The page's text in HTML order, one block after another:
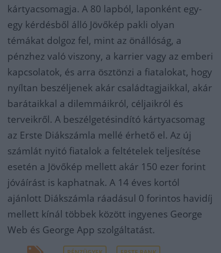
kártyacsomagja. A 80 lapból, laponként egy-
egy kérdésből álló Jövőkép pakli olyan
témákat dolgoz fel, mint az önállóság, a
pénzhez való viszony, a karrier vagy az emberi
kapcsolatok, és arra ösztönzi a fiatalokat, hogy
nyíltan beszéljenek akár családtagjaikkal, akár
barátaikkal a dilemmáikról, céljaikról és
terveikről. A beszélgetésindító kártyacsomag
az Erste Diákszámla mellé érhető el. Az új
számlát nyitó fiatalok a feltételek teljesítése
esetén a Jövőkép mellett akár 150 ezer forint
jóváírást is kaphatnak. A 14 éves kortól
ajánlott Diákszámla ráadásul 0 forintos havidíj
mellett kínál többek között ingyenes George
Web és George App szolgáltatást.